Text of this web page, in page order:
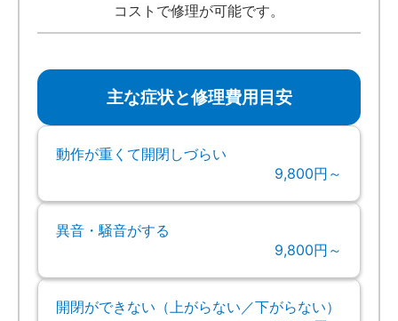
コストで修理が可能です。
主な症状と修理費用目安
動作が重くて開閉しづらい
9,800円～
異音・騒音がする
9,800円～
開閉ができない（上がらない／下がらない）